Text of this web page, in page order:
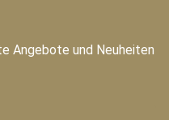
Angebote und Neuheiten